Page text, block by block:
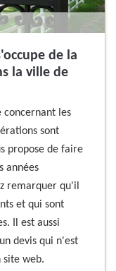
de la
la ville de
concernant les
sont
propose de faire
années
remarquer qu'il
et qui sont
Il est aussi
devis qui n'est
site web.